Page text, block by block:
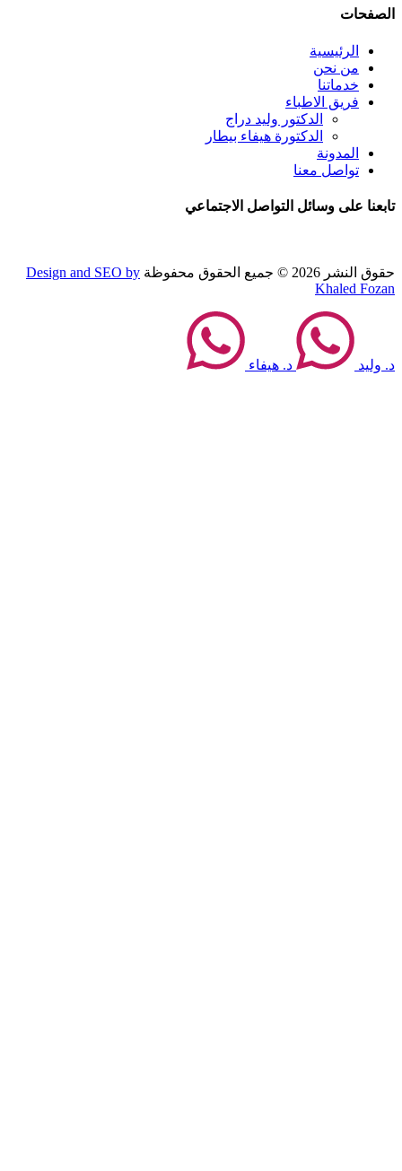
الصفحات
الرئيسية
من نحن
خدماتنا
فريق الاطباء
الدكتور وليد دراج
الدكتورة هيفاء بيطار
المدونة
تواصل معنا
تابعنا على وسائل التواصل الاجتماعي
حقوق النشر 2026 © جميع الحقوق محفوظة
Design and SEO by
Khaled Fozan
د. وليد د. هيفاء